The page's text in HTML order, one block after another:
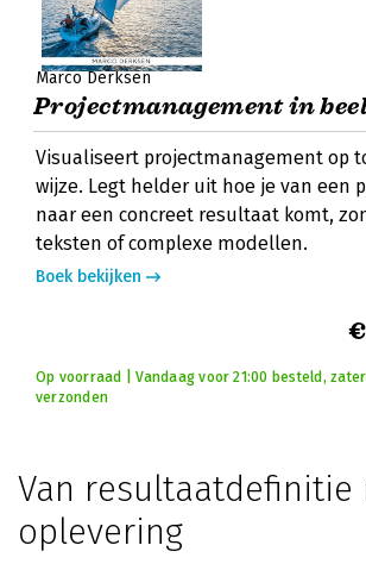
Marco Derksen
Projectmanagement in
Visualiseert projectmanagement op
wijze. Legt helder uit hoe je van een
naar een concreet resultaat komt,
teksten of complexe modellen.
Boek bekijken
Op voorraad | Vandaag voor 21:00 besteld,
verzonden
Van resultaatdefinitie
oplevering